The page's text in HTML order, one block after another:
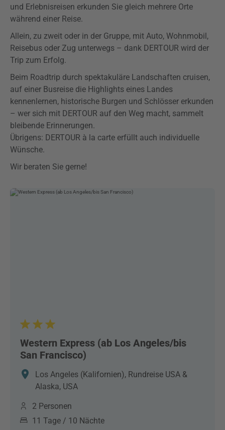
und Erlebnisreisen erkunden Sie gleich mehrere Orte
während einer Reise.
Allein, zu zweit oder in der Gruppe, mit Auto, Wohnmobil,
Reisebus oder Zug unterwegs – dank DERTOUR wird der
Trip zum Erfolg.
Beim Roadtrip durch spektakuläre Landschaften cruisen,
auf einer Busreise die Highlights eines Landes
kennenlernen, historische Burgen und Schlösser erkunden
– wer sich mit DERTOUR auf den Weg macht, sammelt
bleibende Erinnerungen.
Übrigens: DERTOUR à la carte erfüllt auch individuelle
Wünsche.
Wir beraten Sie gerne!
Western Express (ab Los Angeles/bis
San Francisco)
Los Angeles (Kalifornien), Rundreise USA &
Alaska, USA
2 Personen
11 Tage / 10 Nächte